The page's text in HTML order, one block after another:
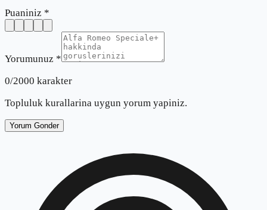
Puaniniz *
Yorumunuz *
0/2000 karakter
Topluluk kurallarina uygun yorum yapiniz.
Yorum Gonder